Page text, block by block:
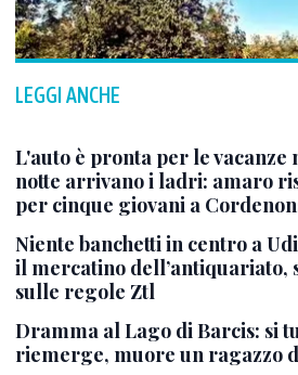
LEGGI ANCHE
L'auto è pronta per le vacanze
notte arrivano i ladri: amaro
per cinque giovani a
Niente banchetti in centro a
il mercatino dell’antiquariato,
sulle regole Ztl
Dramma al Lago di Barcis: si
riemerge, muore un ragazzo